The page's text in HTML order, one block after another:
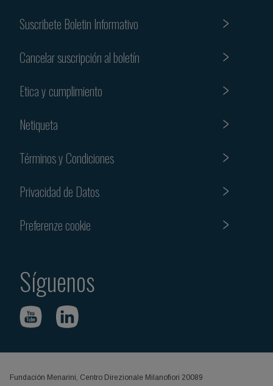
Suscribete Boletin Informativo
Cancelar suscripción al boletín
Etica y cumplimiento
Netiqueta
Términos y Condiciones
Privacidad de Datos
Preferenze cookie
Síguenos
Fundación Menarini, Centro Direzionale Milanofiori 20089